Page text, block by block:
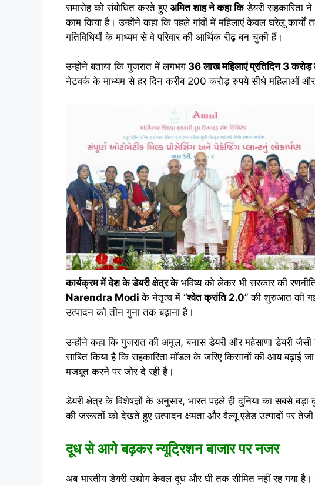
समारोह को संबोधित करते हुए अमित शाह ने कहा किडेयरी सहकारिता
काम किया है। उन्होंने कहा कि पहले गांवों में महिलाएं केवल घरेलू
गतिविधियों के माध्यम से वे परिवार की आर्थिक रीढ़ बन चुकी हैं।
उन्होंने बताया कि गुजरात में लगभग 36 लाख महिलाएं प्रतिदिन 3 करोड़
नेटवर्क के माध्यम से हर दिन करीब 200 करोड़ रुपये सीधे महिलाओं
कार्यक्रम में देश के डेयरी क्षेत्र केभविष्य को लेकर भी सरकार की
Narendra Modi के नेतृत्व में “श्वेत क्रांति 2.0” की शुरुआत की
उत्पादन को तीन गुना तक बढ़ाना है।
उन्होंने कहा कि गुजरात की अमूल, बनास डेयरी और महेसाणा डेयरी
साबित किया है कि सहकारिता मॉडल के जरिए किसानों की आय
मजबूत करने पर जोर दे रही है।
डेयरी क्षेत्र के विशेषज्ञों के अनुसार, भारत पहले ही दुनिया का सबसे
की जरूरतों को देखते हुए उत्पादन क्षमता और वैल्यू एडेड उत्पादों पर
दूध से आगे बढ़कर न्यूट्रिशन बाजार पर नजर
अब भारतीय डेयरी उद्योग केवल दूध और घी तक सीमित नहीं रह गया है।